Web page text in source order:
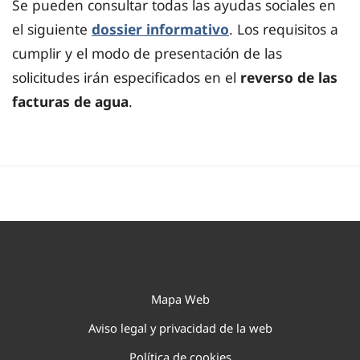
Se pueden consultar todas las ayudas sociales en
el siguiente dossier informativo. Los requisitos a
cumplir y el modo de presentación de las
solicitudes irán especificados en el reverso de las
facturas de agua.
Mapa Web
Aviso legal y privacidad de la web
Política de cookies